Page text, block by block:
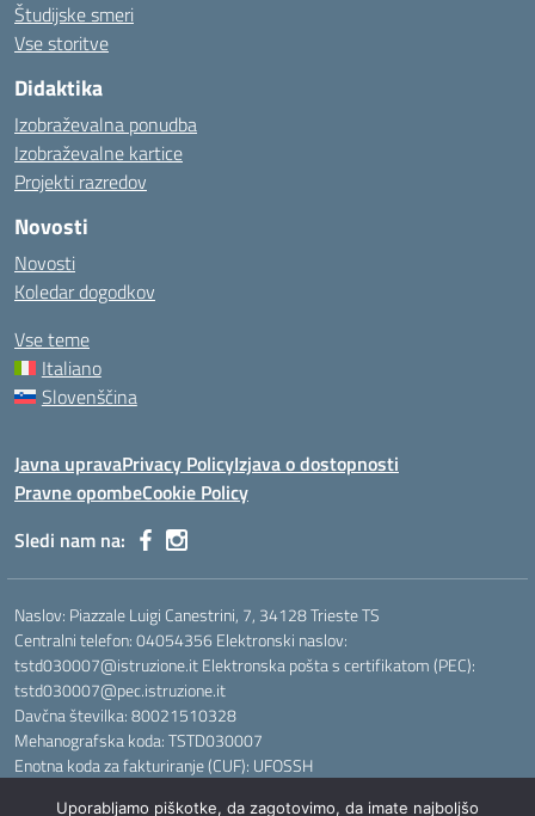
Študijske smeri
Vse storitve
Didaktika
Izobraževalna ponudba
Izobraževalne kartice
Projekti razredov
Novosti
Novosti
Koledar dogodkov
Vse teme
Italiano
Slovenščina
Javna upravaPrivacy PolicyIzjava o dostopnosti
Pravne opombeCookie Policy
Sledi nam na:
Naslov: Piazzale Luigi Canestrini, 7, 34128 Trieste TS
Centralni telefon: 04054356 Elektronski naslov:
tstd030007@istruzione.it Elektronska pošta s certifikatom (PEC):
tstd030007@pec.istruzione.it
Davčna številka: 80021510328
Mehanografska koda: TSTD030007
Enotna koda za fakturiranje (CUF): UFOSSH
Uporabljamo piškotke, da zagotovimo, da imate najboljšo